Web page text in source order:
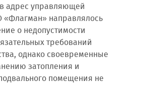
адрес управляющей
направлялось
о недопустимости
требований
однако своевременные
затопления и
помещения не